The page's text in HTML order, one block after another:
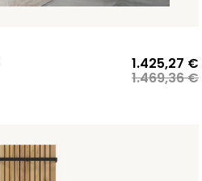
1.469,36€
1.425,27 €